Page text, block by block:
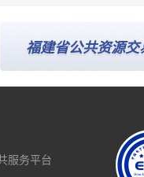
福建省公共资源交易网
服务平台